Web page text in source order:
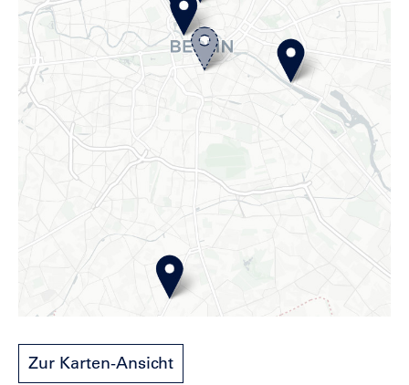
Zur Karten-Ansicht